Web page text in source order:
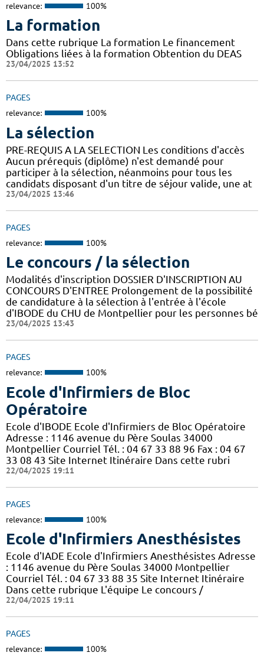
relevance: 100%
La formation
Dans cette rubrique La formation Le financement
Obligations liées à la formation Obtention du DEAS
23/04/2025 13:52
PAGES
relevance: 100%
La sélection
PRE-REQUIS A LA SELECTION Les conditions d'accès
Aucun prérequis (diplôme) n'est demandé pour
participer à la sélection, néanmoins pour tous les
candidats disposant d'un titre de séjour valide, une at
23/04/2025 13:46
PAGES
relevance: 100%
Le concours / la sélection
Modalités d'inscription DOSSIER D'INSCRIPTION AU
CONCOURS D'ENTREE Prolongement de la possibilité
de candidature à la sélection à l'entrée à l'école
d'IBODE du CHU de Montpellier pour les personnes bé
23/04/2025 13:43
PAGES
relevance: 100%
Ecole d'Infirmiers de Bloc
Opératoire
Ecole d'IBODE Ecole d'Infirmiers de Bloc Opératoire
Adresse : 1146 avenue du Père Soulas 34000
Montpellier Courriel Tél. : 04 67 33 88 96 Fax : 04 67
33 08 43 Site Internet Itinéraire Dans cette rubri
22/04/2025 19:11
PAGES
relevance: 100%
Ecole d'Infirmiers Anesthésistes
Ecole d'IADE Ecole d'Infirmiers Anesthésistes Adresse
: 1146 avenue du Père Soulas 34000 Montpellier
Courriel Tél. : 04 67 33 88 35 Site Internet Itinéraire
Dans cette rubrique L'équipe Le concours /
22/04/2025 19:11
PAGES
relevance: 100%